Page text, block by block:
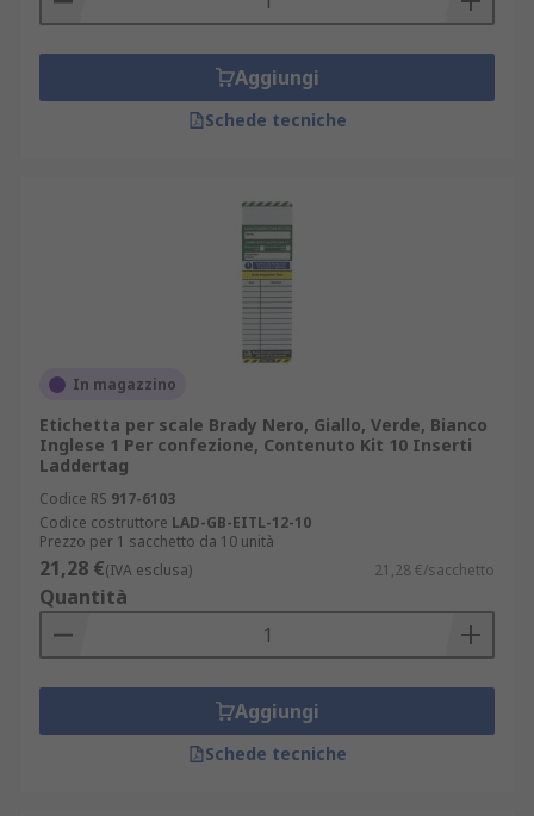
Aggiungi
Schede tecniche
In magazzino
Etichetta per scale Brady Nero, Giallo, Verde, Bianco
Inglese 1 Per confezione, Contenuto Kit 10 Inserti
Laddertag
Codice RS 917-6103
Codice costruttore LAD-GB-EITL-12-10
Prezzo per 1 sacchetto da 10 unità
21,28 €(IVA esclusa) 21,28 €/sacchetto
Quantità
Aggiungi
Schede tecniche